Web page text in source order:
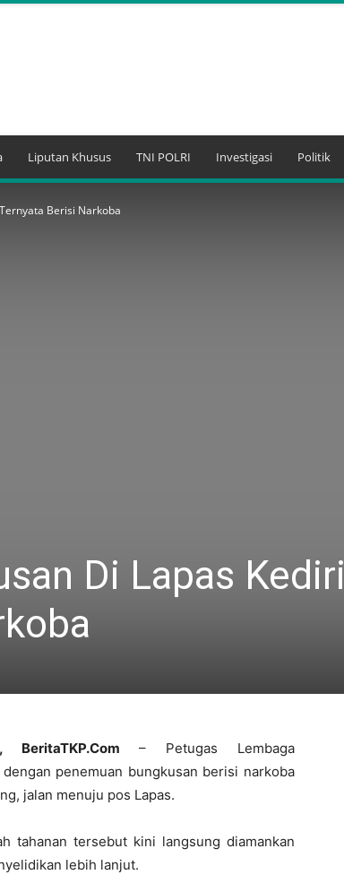
Liputan Khusus TNI POLRI Investigasi Politik
Berisi Narkoba
Di Lapas Kediri
BeritaTKP.Com – Petugas Lembaga
penemuan bungkusan berisi narkoba
jalan menuju pos Lapas.
tahanan tersebut kini langsung diamankan
lebih lanjut.